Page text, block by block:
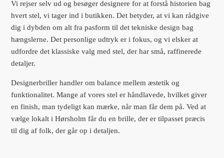
Vi rejser selv ud og besøger designere for at forstå historien bag
hvert stel, vi tager ind i butikken. Det betyder, at vi kan rådgive
dig i dybden om alt fra pasform til det tekniske design bag
hængslerne. Det personlige udtryk er i fokus, og vi elsker at
udfordre det klassiske valg med stel, der har små, raffinerede
detaljer.
Designerbriller handler om balance mellem æstetik og
funktionalitet. Mange af vores stel er håndlavede, hvilket giver
en finish, man tydeligt kan mærke, når man får dem på. Ved at
vælge lokalt i Hørsholm får du en brille, der er tilpasset præcis
til dig af folk, der går op i detaljen.